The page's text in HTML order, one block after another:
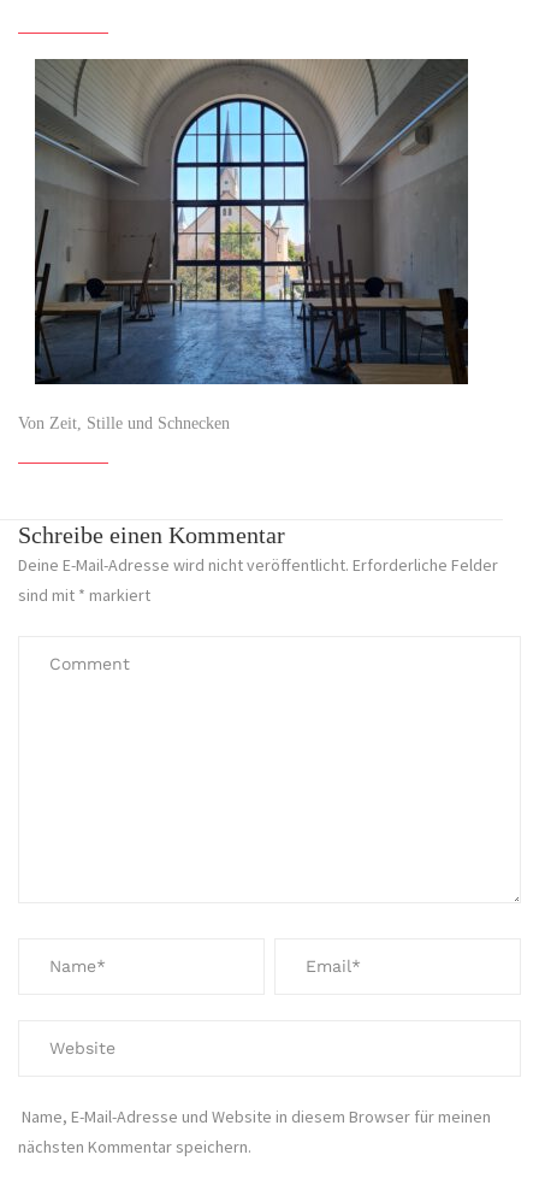
Von Zeit, Stille und Schnecken
Schreibe einen Kommentar
Deine E-Mail-Adresse wird nicht veröffentlicht. Erforderliche Felder
sind mit * markiert
Name, E-Mail-Adresse und Website in diesem Browser für meinen
nächsten Kommentar speichern.